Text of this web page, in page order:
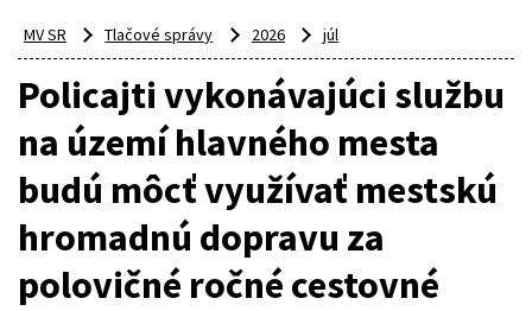
MV SR Tlačové správy 2026 júl
Policajti vykonávajúci službu
na území hlavného mesta
budú môcť využívať mestskú
hromadnú dopravu za
polovičné ročné cestovné